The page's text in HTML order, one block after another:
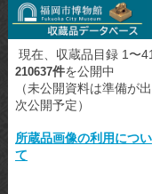
現在、収蔵品目録 1〜
210637件を公開中
（未公開資料は準備が
次公開予定）
所蔵品画像の利用につい
て